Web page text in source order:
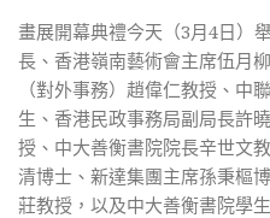
畫展開幕典禮今天（3月4日）
長、香港嶺南藝術會主席伍月
（對外事務）趙偉仁教授、中
生、香港民政事務局副局長許
授、中大善衡書院院長辛世文
清博士、新達集團主席孫秉樞
莊教授，以及中大善衡書院學